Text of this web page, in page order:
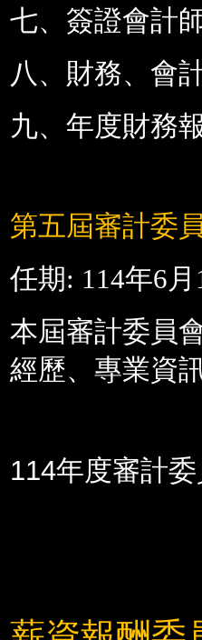
七、簽證會計
八、財務、會
九、年度財務
第五屆審計委
任期: 114年6
本屆審計委員
經歷、專業資
114年度審計